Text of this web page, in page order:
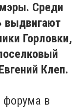
Среди
выдвигают
Горловки,
Клеп.
форума в